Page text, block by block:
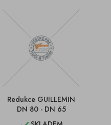
Redukce GUILLEMIN
DN 80 - DN 65